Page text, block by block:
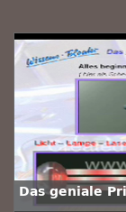
Das geniale